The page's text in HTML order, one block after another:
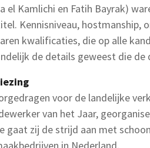
el Kamlichi en Fatih Bayrak)
Kennisniveau, hostmanship,
kwalificaties, die op alle
de details geweest die de
voor de landelijke
van het Jaar,
gaat zij de strijd aan met